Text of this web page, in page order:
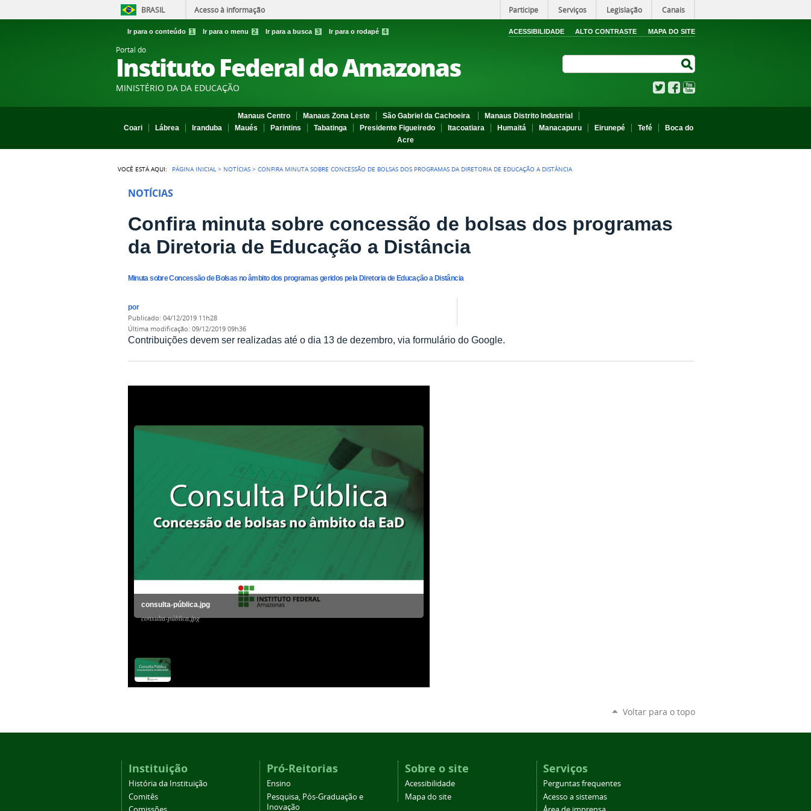
BRASIL Acesso à informação Participe Serviços Legislação Canais
Ir para o conteúdo 1 Ir para o menu 2 Ir para a busca 3 Ir para o rodapé 4 ACESSIBILIDADE ALTO CONTRASTE MAPA DO SITE
Portal do
Instituto Federal do Amazonas
MINISTÉRIO DA DA EDUCAÇÃO TwitterFacebook
Manaus Centro Manaus Zona Leste São Gabriel da Cachoeira
Manaus Distrito Industrial
Coari
Lábrea Iranduba Maués Parintins Tabatinga Presidente Figueiredo Itacoatiara Humaitá Manacapuru Eirunepé Tefé
Boca do
Acre
VOCÊ ESTÁ AQUI: PÁGINA INICIAL > NOTÍCIAS >CONFIRA MINUTA SOBRE CONCESSÃO DE BOLSAS DOS PROGRAMAS DA DIRETORIA DE EDUCAÇÃO A DISTÂNCIA
NOTÍCIAS
Confira minuta sobre concessão de bolsas dos programas
da Diretoria de Educação a Distância
Minuta sobre Concessão de Bolsas no âmbito dos programas geridos pela Diretoria de Educação a Distância
por
publicado: 04/12/2019 11h28
última modificação: 09/12/2019 09h36
Contribuições devem ser realizadas até o dia 13 de dezembro, via formulário do Google.
consulta-pública.jpg
consulta-pública.jpg
Voltar para o topo
Instituição
História da Instituição
Comitês
Pró-Reitorias
Ensino
Pesquisa, Pós-Graduação e
Inovação
Sobre o site
Acessibilidade
Mapa do site
Serviços
Perguntas frequentes
Acesso a sistemas